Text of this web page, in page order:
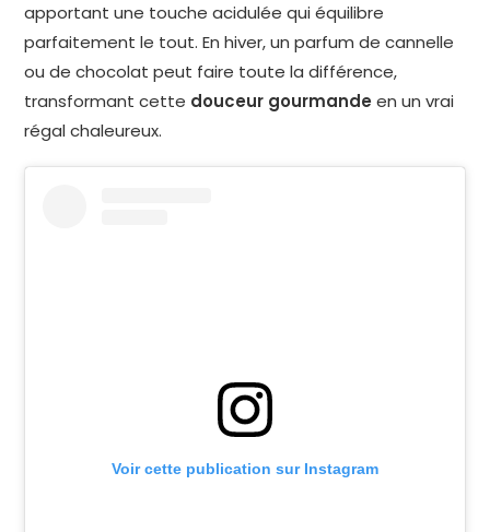
apportant une touche acidulée qui équilibre
parfaitement le tout. En hiver, un parfum de cannelle
ou de chocolat peut faire toute la différence,
transformant cette douceur gourmande en un vrai
régal chaleureux.
Voir cette publication sur Instagram